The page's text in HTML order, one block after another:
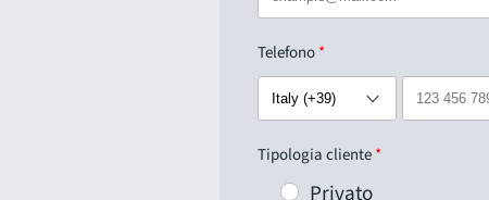
Telefono
Tipologia cliente
Privato